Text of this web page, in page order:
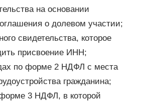
на основании
о долевом участии;
свидетельства, которое
присвоение ИНН;
по форме 2 НДФЛ с места
гражданина;
3 НДФЛ, в которой